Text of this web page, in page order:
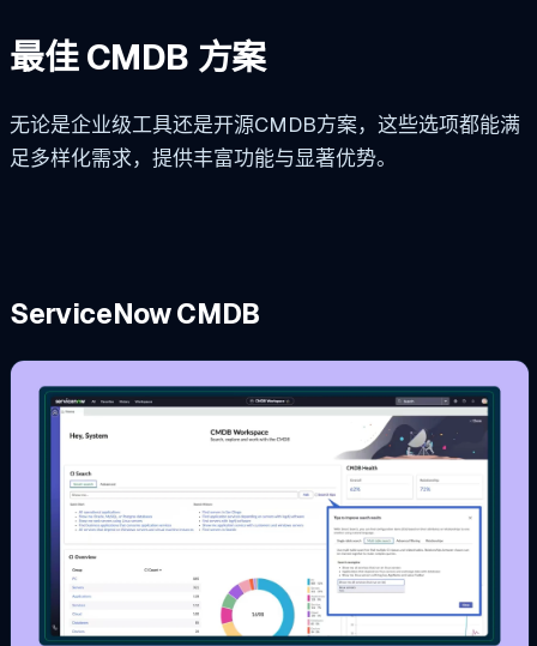
最佳 CMDB 方案
无论是企业级工具还是开源CMDB方案，这些选项都能满
足多样化需求，提供丰富功能与显著优势。
ServiceNow CMDB